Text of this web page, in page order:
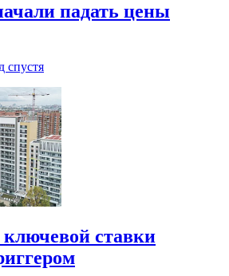
падать цены
спустя
ставки